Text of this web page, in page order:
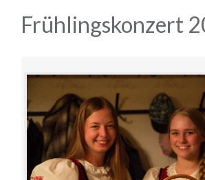
Frühlingskonzert